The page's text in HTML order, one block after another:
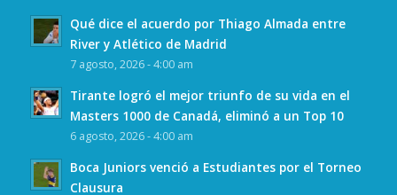
Qué dice el acuerdo por Thiago Almada entre
River y Atlético de Madrid
7 agosto, 2026 - 4:00 am
Tirante logró el mejor triunfo de su vida en el
Masters 1000 de Canadá, eliminó a un Top 10
6 agosto, 2026 - 4:00 am
Boca Juniors venció a Estudiantes por el Torneo
Clausura